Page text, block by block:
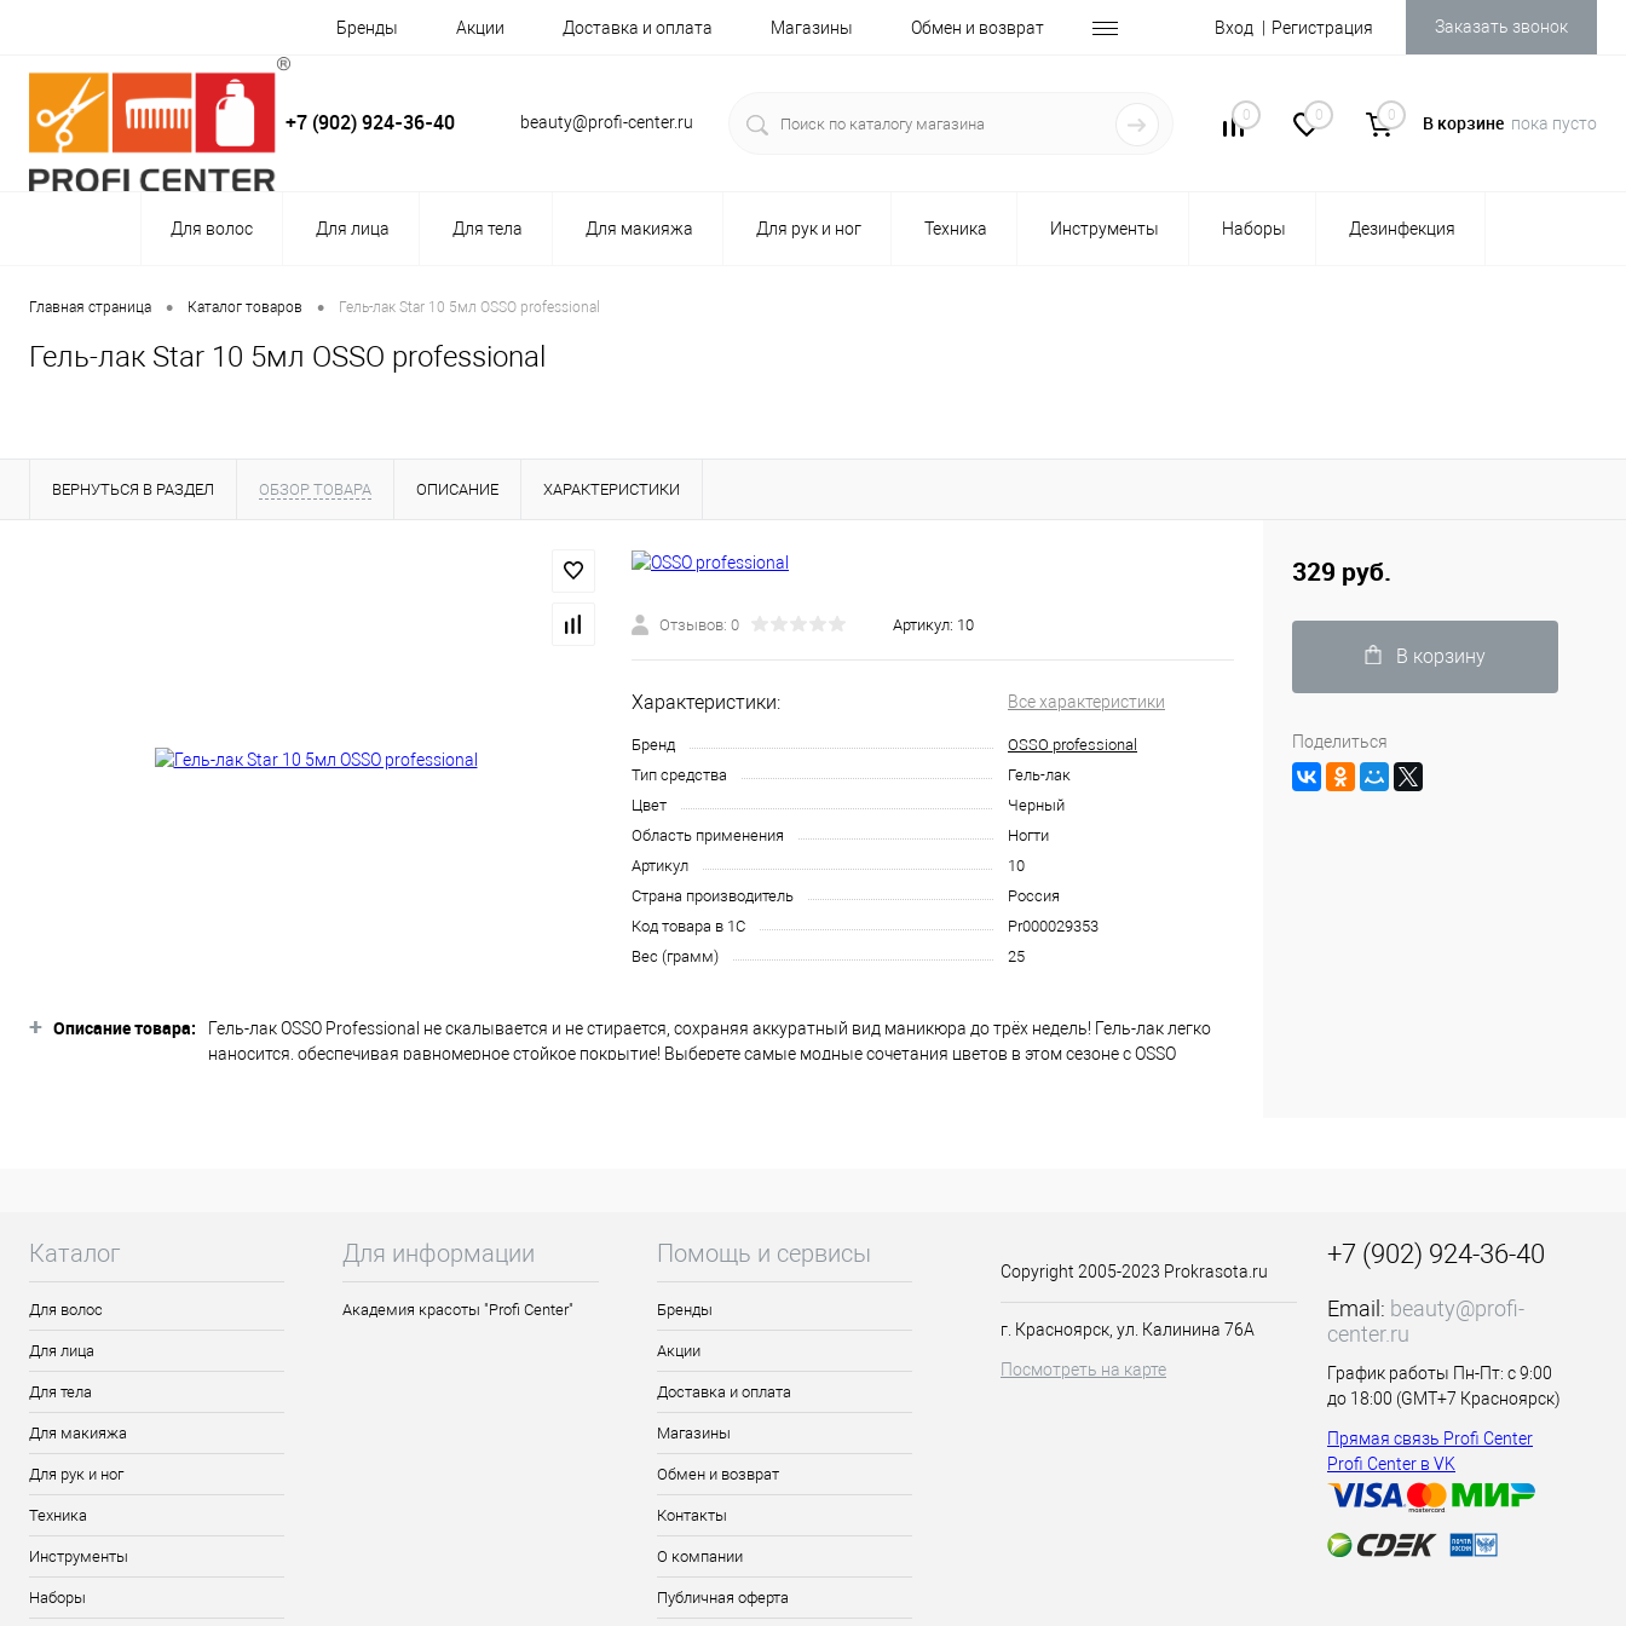
Бренды Акции Доставка и оплата Магазины Обмен и возврат Вход Регистрация Заказать звонок
+7 (902) 924-36-40 beauty@profi-center.ru 0 0 0 В корзине пока пусто
Для волос Для лица Для тела Для макияжа Для рук и ног Техника Инструменты Наборы Дезинфекция
Главная страница • Каталог товаров • Гель-лак Star 10 5мл OSSO professional
Гель-лак Star 10 5мл OSSO professional
ВЕРНУТЬСЯ В РАЗДЕЛ ОБЗОР ТОВАРА ОПИСАНИЕ ХАРАКТЕРИСТИКИ
Отзывов: 0 Артикул: 10
Характеристики: Все характеристики
Бренд
OSSO professional
Тип средства
Гель-лак
Цвет
Черный
Область применения
Ногти
Артикул
10
Страна производитель
Россия
Код товара в 1С
Pr000029353
Вес (грамм)
25
+ Описание товара:
Гель-лак OSSO Professional не скалывается и не стирается, сохраняя аккуратный вид маникюра до трёх недель! Гель-лак легко
наносится, обеспечивая равномерное стойкое покрытие! Выберете самые модные сочетания цветов в этом сезоне с OSSO
329 руб.
В корзину
Поделиться
Каталог
Для волос
Для лица
Для тела
Для макияжа
Для рук и ног
Техника
Инструменты
Наборы
Для информации
Академия красоты "Profi Center"
Помощь и сервисы
Бренды
Акции
Доставка и оплата
Магазины
Обмен и возврат
Контакты
О компании
Публичная оферта
Copyright 2005-2023 Prokrasota.ru
г. Красноярск, ул. Калинина 76А
Посмотреть на карте
+7 (902) 924-36-40
Email: beauty@profi-
center.ru
График работы Пн-Пт: с 9:00
до 18:00 (GMT+7 Красноярск)
Прямая связь Profi Center
Profi Center в VK